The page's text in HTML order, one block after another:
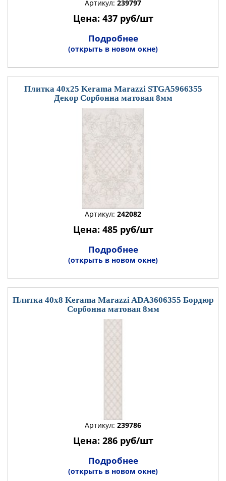
Артикул: 239797
Цена: 437 руб/шт
Подробнее
(открыть в новом окне)
Плитка 40x25 Kerama Marazzi STGA5966355
Декор Сорбонна матовая 8мм
Артикул: 242082
Цена: 485 руб/шт
Подробнее
(открыть в новом окне)
Плитка 40x8 Kerama Marazzi ADA3606355 Бордюр
Сорбонна матовая 8мм
Артикул: 239786
Цена: 286 руб/шт
Подробнее
(открыть в новом окне)